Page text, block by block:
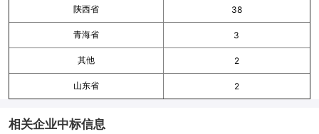
陕西省 38
青海省 3
其他 2
山东省 2
相关企业中标信息